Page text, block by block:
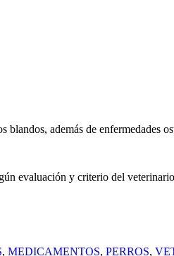
además de enfermedades
evaluación y criterio del
, MEDICAMENTOS, PERROS,